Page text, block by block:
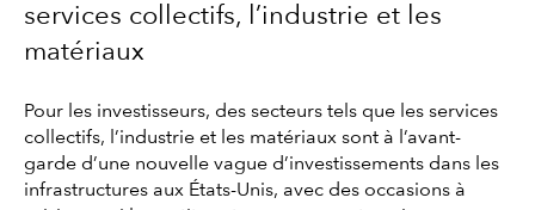
services collectifs, l’industrie et les
matériaux
Pour les investisseurs, des secteurs tels que les services
collectifs, l’industrie et les matériaux sont à l’avant-
garde d’une nouvelle vague d’investissements dans les
infrastructures aux États-Unis, avec des occasions à